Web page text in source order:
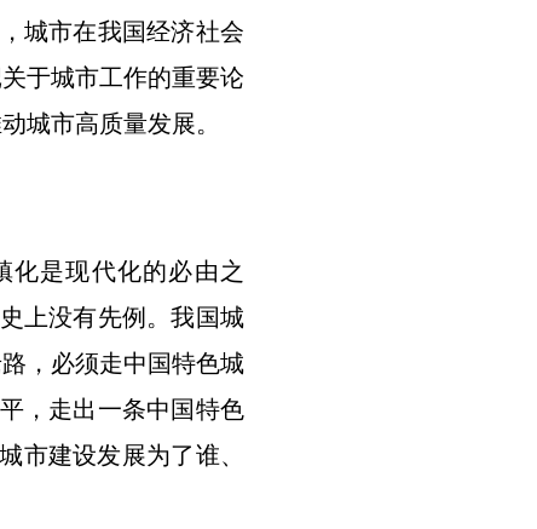
城市在我国经济社会
于城市工作的重要论
城市高质量发展。
是现代化的必由之
上没有先例。我国城
，必须走中国特色城
，走出一条中国特色
市建设发展为了谁、